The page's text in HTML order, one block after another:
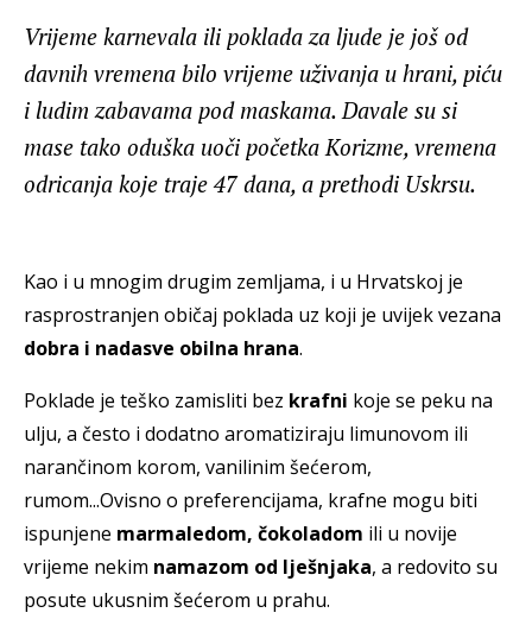
Vrijeme karnevala ili poklada za ljude je još od
davnih vremena bilo vrijeme uživanja u hrani, piću
i ludim zabavama pod maskama. Davale su si
mase tako oduška uoči početka Korizme, vremena
odricanja koje traje 47 dana, a prethodi Uskrsu.
Kao i u mnogim drugim zemljama, i u Hrvatskoj je
rasprostranjen običaj poklada uz koji je uvijek vezana
dobra i nadasve obilna hrana.
Poklade je teško zamisliti bez krafni koje se peku na
ulju, a često i dodatno aromatiziraju limunovom ili
narančinom korom, vanilinim šećerom,
rumom...Ovisno o preferencijama, krafne mogu biti
ispunjene marmaledom, čokoladom ili u novije
vrijeme nekim namazom od lješnjaka, a redovito su
posute ukusnim šećerom u prahu.